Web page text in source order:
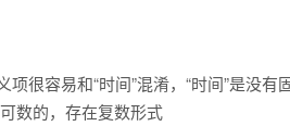
很容易和“时间”混淆，“时间”是没有
数的，存在复数形式